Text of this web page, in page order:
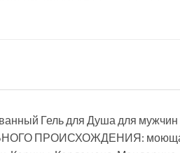
Гель для Душа для
ПРОИСХОЖДЕНИЯ: моющая